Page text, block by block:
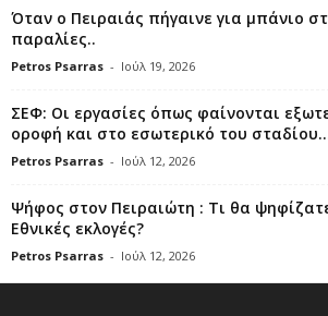
Όταν ο Πειραιάς πήγαινε για μπάνιο
παραλίες..
Petros Psarras - Ιούλ 19, 2026
ΣΕΦ: Οι εργασίες όπως φαίνονται
οροφή και στο εσωτερικό του
Petros Psarras - Ιούλ 12, 2026
Ψήφος στον Πειραιώτη : Τι θα
Εθνικές εκλογές?
Petros Psarras - Ιούλ 12, 2026